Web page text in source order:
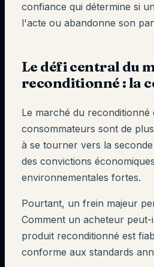
confiance qui détermine si
l'acte ou abandonne son
Le défi central du
reconditionné : la
Le marché du reconditionné
consommateurs sont de
à se tourner vers la
des convictions
environnementales fortes.
Pourtant, un frein majeur
Comment un acheteur
produit reconditionné est
conforme aux standards